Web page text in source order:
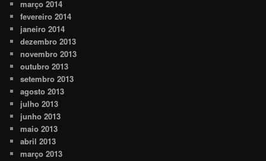
março 2014
fevereiro 2014
janeiro 2014
dezembro 2013
novembro 2013
outubro 2013
setembro 2013
agosto 2013
julho 2013
junho 2013
maio 2013
abril 2013
março 2013